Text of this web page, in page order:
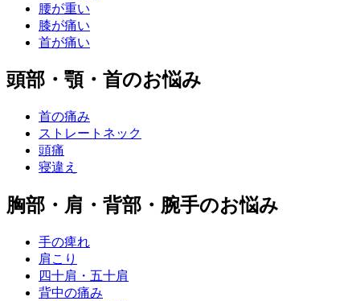
腰が重い
膝が痛い
首が痛い
頭部・顎・首のお悩み
首の痛み
ストレートネック
頭痛
寝違え
胸部・肩・背部・腕手のお悩み
手の痺れ
肩こり
四十肩・五十肩
背中の痛み